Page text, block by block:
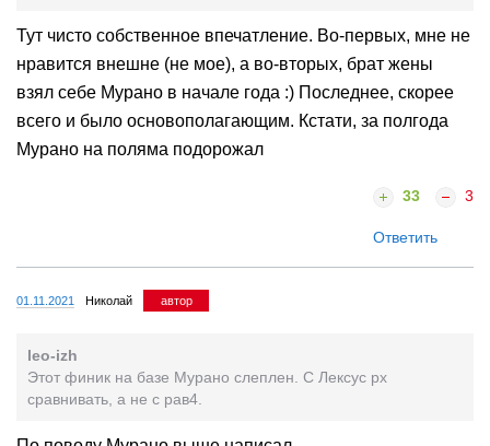
Тут чисто собственное впечатление. Во-первых, мне не
нравится внешне (не мое), а во-вторых, брат жены
взял себе Мурано в начале года :) Последнее, скорее
всего и было основополагающим. Кстати, за полгода
Мурано на поляма подорожал
33 3
Ответить
01.11.2021 Николай автор
leo-izh
Этот финик на базе Мурано слеплен. С Лексус рх
сравнивать, а не с рав4.